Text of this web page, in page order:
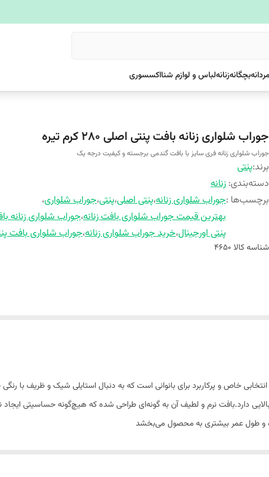
مردانهبچگانهزنانهلباس و لوازم شنااکسسوری
جوراب شلواری زنانه بافت پنتی اصلی 280 کرم تیره
جوراب شلواری زنانه فری سایز با بافت گندمی برجسته و کیفیت درجه یک
برند:پنتی
دسته‌بندی: زنانه
برچسب‌ها :جوراب شلواری زنانه،پنتی اصلی،پنتی،جوراب شلواری،
بهترین قیمت جوراب شلواری بافت زنانه،جوراب شلواری زنانه
پنتی اورجینال،خرید جوراب شلواری زنانه،جوراب شلواری بافت
شناسه کالا ۴۶۵۰
پنتی اصلی 280 در رنگ کرم تیره، انتخابی خاص و پرکاربرد برای بانوانی است که به دنبال
دارد.بافت نرم و لطیف آن به گونه‌ای طراحی شده که هیچ‌گونه حساسیتی
و طول عمر بیشتری به محصول می‌بخشد